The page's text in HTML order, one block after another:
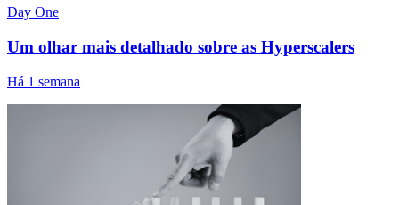
Day One
Um olhar mais detalhado sobre as Hyperscalers
Há 1 semana